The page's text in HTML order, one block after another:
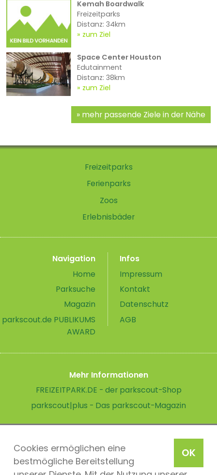
OK
Cookies ermöglichen eine
bestmögliche Bereitstellung
Kemah Boardwalk
Freizeitparks
Distanz: 34km
zum Ziel
Space Center Houston
Edutainment
Distanz: 38km
zum Ziel
mehr passende Ziele in der Nähe
Freizeitparks
Ferienparks
Zoos
Erlebnisbäder
Navigation
Home
Parksuche
Magazin
parkscout.de PUBLIKUMS
AWARD
Infos
Impressum
Kontakt
Datenschutz
AGB
Mehr Informationen
FREIZEITPARK.DE - der parkscout-Shop
parkscout|plus - Das parkscout-Magazin